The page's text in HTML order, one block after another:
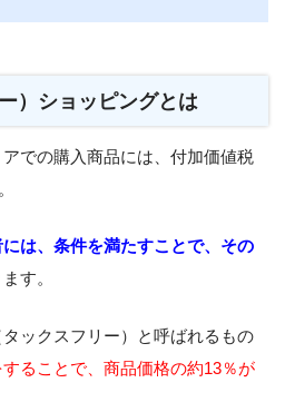
）ショッピングとは
での購入商品には、付加価値税
は、条件を満たすことで、その
す。
ックスフリー）と呼ばれるもの
ることで、商品価格の約13％が